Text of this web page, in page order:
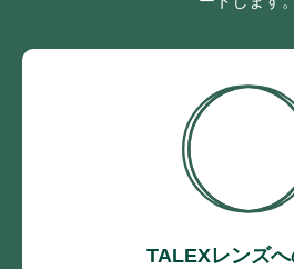
TALEXレンズ